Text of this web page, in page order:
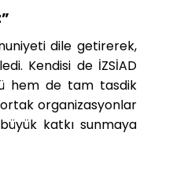
dile getirerek,
Kendisi de İZSİAD
hem de tam tasdik
ortak organizasyonlar
katkı sunmaya